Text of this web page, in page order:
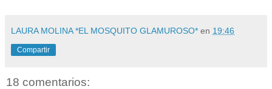
LAURA MOLINA *EL MOSQUITO GLAMUROSO* en 19:46
Compartir
18 comentarios: